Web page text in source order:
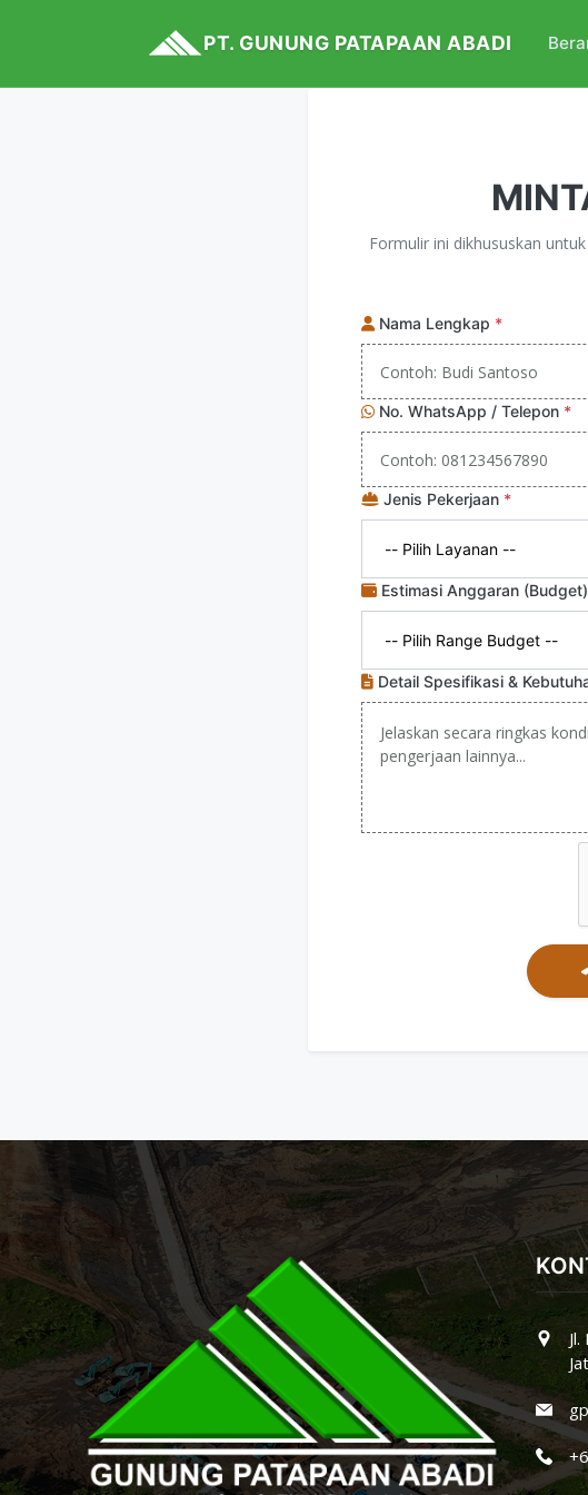
PT. GUNUNG PATAPAAN ABADI
Formulir ini dikhususkan
Nama Lengkap *
No. WhatsApp / Telepon *
Jenis Pekerjaan *
Estimasi Anggaran (Budget)
Detail Spesifikasi &